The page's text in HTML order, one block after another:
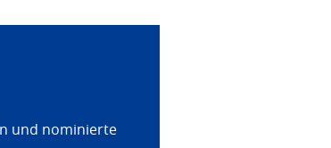
und nominierte